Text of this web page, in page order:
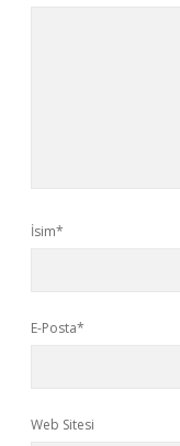
İsim*
E-Posta*
Web Sitesi